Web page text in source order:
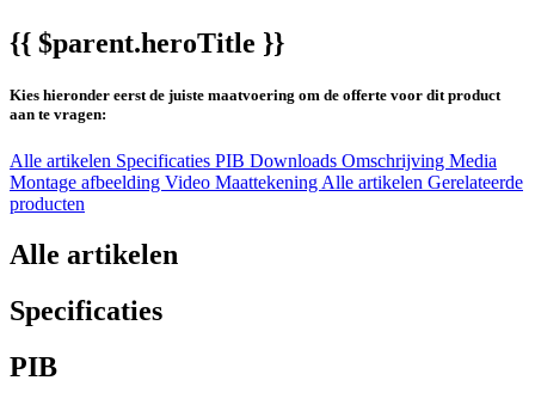
{{ $parent.heroTitle }}
Kies hieronder eerst de juiste maatvoering om de offerte voor dit product
aan te vragen:
Alle artikelen Specificaties PIB Downloads Omschrijving Media
Montage afbeelding Video Maattekening Alle artikelen Gerelateerde
producten
Alle artikelen
Specificaties
PIB